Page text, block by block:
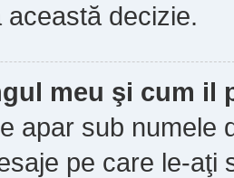
decizie.
meu şi cum il
apar sub numele
pe care le-aţi